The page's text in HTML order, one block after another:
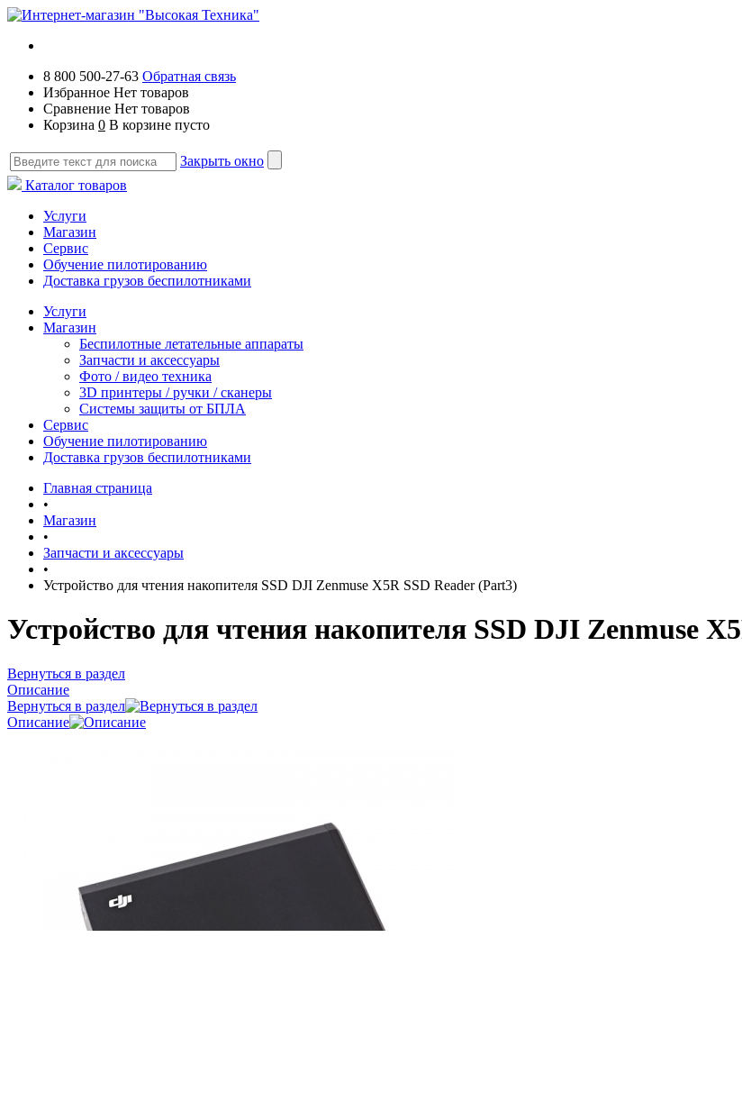
8 800 500-27-63 Обратная связь
Избранное Нет товаров
Сравнение Нет товаров
Корзина 0 В корзине пусто
Закрыть окно
Каталог товаров
Услуги
Магазин
Сервис
Обучение пилотированию
Доставка грузов беспилотниками
Услуги
Магазин
Беспилотные летательные аппараты
Запчасти и аксессуары
Фото / видео техника
3D принтеры / ручки / сканеры
Системы защиты от БПЛА
Сервис
Обучение пилотированию
Доставка грузов беспилотниками
Главная страница
•
Магазин
•
Запчасти и аксессуары
•
Устройство для чтения накопителя SSD DJI Zenmuse X5R SSD Reader (Part3)
Устройство для чтения накопителя SSD DJI Zenmuse
Вернуться в раздел
Описание
Вернуться в раздел
Описание